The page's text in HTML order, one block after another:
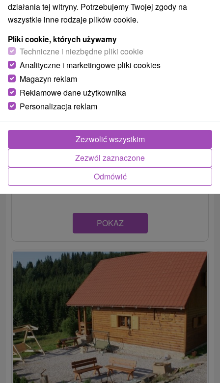
Penzión Zlatný potok Mútne
Oravské Veselé
Penzión v nádhernom prostredí Oravy, v malej obci
Mútne, ponúka ubytovanie v komfortne zariadených
POKAZ
działania tej witryny. Potrzebujemy Twojej zgody na
wszystkie inne rodzaje plików cookie.
Pliki cookie, których używamy
Techniczne i niezbędne pliki cookie
Analityczne i marketingowe pliki cookies
Magazyn reklam
Reklamowe dane użytkownika
Personalizacja reklam
Odmówić
Zezwól zaznaczone
Zezwolić wszystkim